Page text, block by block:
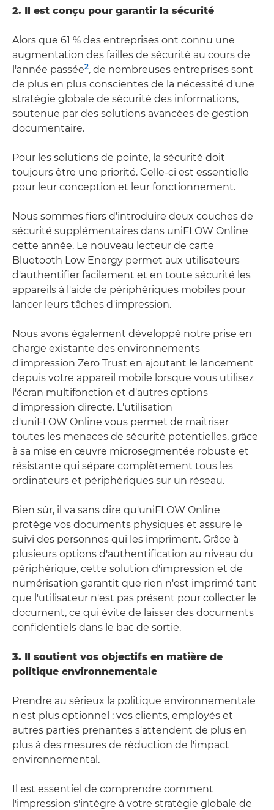
2. Il est conçu pour garantir la sécurité
Alors que 61 % des entreprises ont connu une
augmentation des failles de sécurité au cours de
l'année passée2, de nombreuses entreprises sont
de plus en plus conscientes de la nécessité d'une
stratégie globale de sécurité des informations,
soutenue par des solutions avancées de gestion
documentaire.
Pour les solutions de pointe, la sécurité doit
toujours être une priorité. Celle-ci est essentielle
pour leur conception et leur fonctionnement.
Nous sommes fiers d'introduire deux couches de
sécurité supplémentaires dans uniFLOW Online
cette année. Le nouveau lecteur de carte
Bluetooth Low Energy permet aux utilisateurs
d'authentifier facilement et en toute sécurité les
appareils à l'aide de périphériques mobiles pour
lancer leurs tâches d'impression.
Nous avons également développé notre prise en
charge existante des environnements
d'impression Zero Trust en ajoutant le lancement
depuis votre appareil mobile lorsque vous utilisez
l'écran multifonction et d'autres options
d'impression directe. L'utilisation
d'uniFLOW Online vous permet de maîtriser
toutes les menaces de sécurité potentielles, grâce
à sa mise en œuvre microsegmentée robuste et
résistante qui sépare complètement tous les
ordinateurs et périphériques sur un réseau.
Bien sûr, il va sans dire qu'uniFLOW Online
protège vos documents physiques et assure le
suivi des personnes qui les impriment. Grâce à
plusieurs options d'authentification au niveau du
périphérique, cette solution d'impression et de
numérisation garantit que rien n'est imprimé tant
que l'utilisateur n'est pas présent pour collecter le
document, ce qui évite de laisser des documents
confidentiels dans le bac de sortie.
3. Il soutient vos objectifs en matière de
politique environnementale
Prendre au sérieux la politique environnementale
n'est plus optionnel : vos clients, employés et
autres parties prenantes s'attendent de plus en
plus à des mesures de réduction de l'impact
environnemental.
Il est essentiel de comprendre comment
l'impression s'intègre à votre stratégie globale de